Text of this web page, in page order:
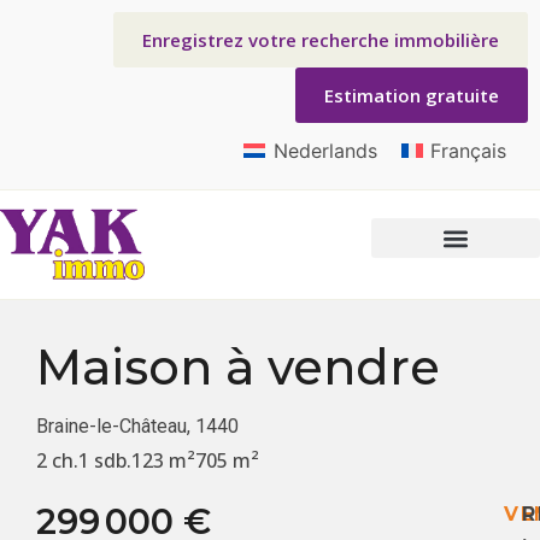
Enregistrez votre recherche immobilière
Estimation gratuite
Nederlands Français
Maison à vendre
Braine-le-Château, 1440
2 ch.1 sdb.123 m²705 m²
299 000 €